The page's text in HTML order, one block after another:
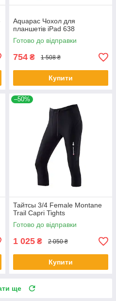
Aquapac Чохол для
планшетів iPad 638
Готово до відправки
754 ₴ 1 508 ₴
Купити
–50%
Тайтсы 3/4 Female Montane
Trail Capri Tights
Готово до відправки
1 025 ₴ 2 050 ₴
Купити
ще